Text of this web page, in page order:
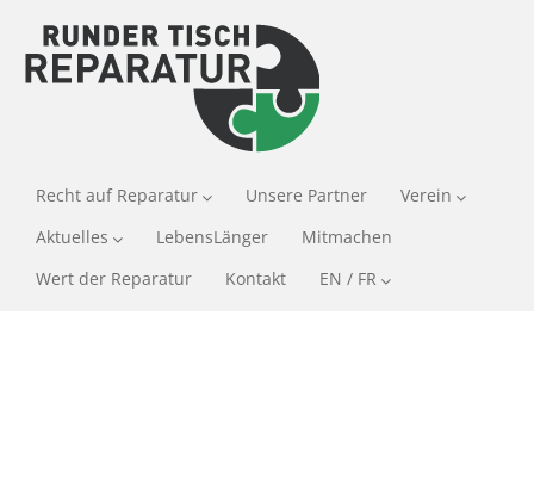
Recht auf Reparatur Unsere Partner
Verein
Aktuelles
LebensLänger
Mitmachen
Wert der Reparatur
Kontakt EN / FR